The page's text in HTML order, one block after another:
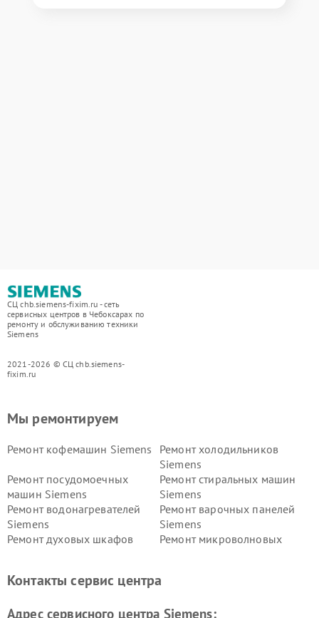
СЦ chb.siemens-fixim.ru - сеть
сервисных центров в Чебоксарах по
ремонту и обслуживанию техники
Siemens
2021-2026 © СЦ chb.siemens-
fixim.ru
Мы ремонтируем
Ремонт кофемашин Siemens
Ремонт холодильников
Siemens
Ремонт посудомоечных
машин Siemens
Ремонт стиральных машин
Siemens
Ремонт водонагревателей
Siemens
Ремонт варочных панелей
Siemens
Ремонт духовых шкафов
Ремонт микроволновых
Siemens
Siemens
Siemens
Siemens
Контакты сервис центра
Адрес сервисного центра Siemens: